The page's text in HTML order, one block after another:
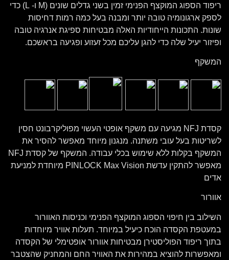
ריפוד הספוג המוקצף הפנימי זמין בשני גדלים שונים (M ו- L) כדי
לספק ארגונומיה טובה יותר ומבנה בעל כמה רמות דחיסות
שונות. התכונות הייחודיות האלה מבטיחות ספיגת אנרגיה טובה
ופיזור יעיל שלה כדי להגן עליכם מכל זעזוע ופגיעה בראשכם.
המשקף
קסדת NFJ מגיעה עם משקף אופטי העשוי מפוליקרבונט חסין
לשריטות בעל עובי משתנה. מנגנון מיוחד מאפשר להסיר את
המשקף בקלות ללא שימוש בכלי עבודה. המשקף של קסדת NFJ
מאפשר להתקין עדשת PINLOCK Max Vision מיוחדת למניעת
אדים
אוורור
השילוב בין חיפוי הספוג המוקצף הפנימי וכניסות האוורור
במעטפת הקסדה הוכח כיעיל במיוחד. תעלות אוויר מיוחדות
בתוך ריפוד הפוליסטירן מבטיחות אוורור אופטימלי של הקסדה
ומאפשרות להוציא במהירות את האוויר החם והמחניק שהצטבר